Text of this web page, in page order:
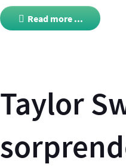
Read more ...
Taylor